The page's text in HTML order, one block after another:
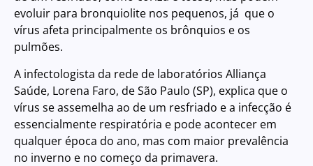
evoluir para bronquiolite nos pequenos, já que o
vírus afeta principalmente os brônquios e os
pulmões.
A infectologista da rede de laboratórios Alliança
Saúde, Lorena Faro, de São Paulo (SP), explica que o
vírus se assemelha ao de um resfriado e a infecção é
essencialmente respiratória e pode acontecer em
qualquer época do ano, mas com maior prevalência
no inverno e no começo da primavera.